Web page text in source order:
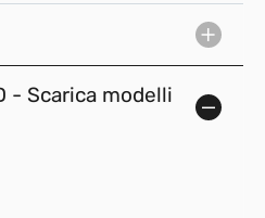
- Scarica modelli